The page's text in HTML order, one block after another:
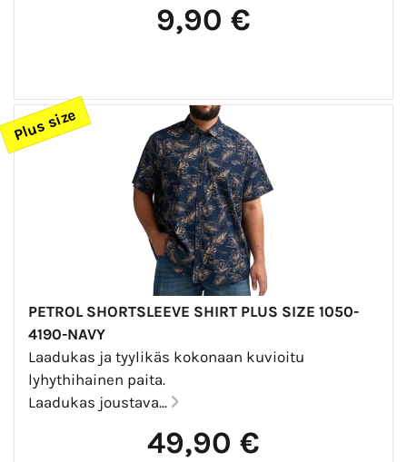
9,90 €
Plus size
PETROL SHORTSLEEVE SHIRT PLUS SIZE 1050-
4190-NAVY
Laadukas ja tyylikäs kokonaan kuvioitu
lyhythihainen paita.
Laadukas joustava...
49,90 €